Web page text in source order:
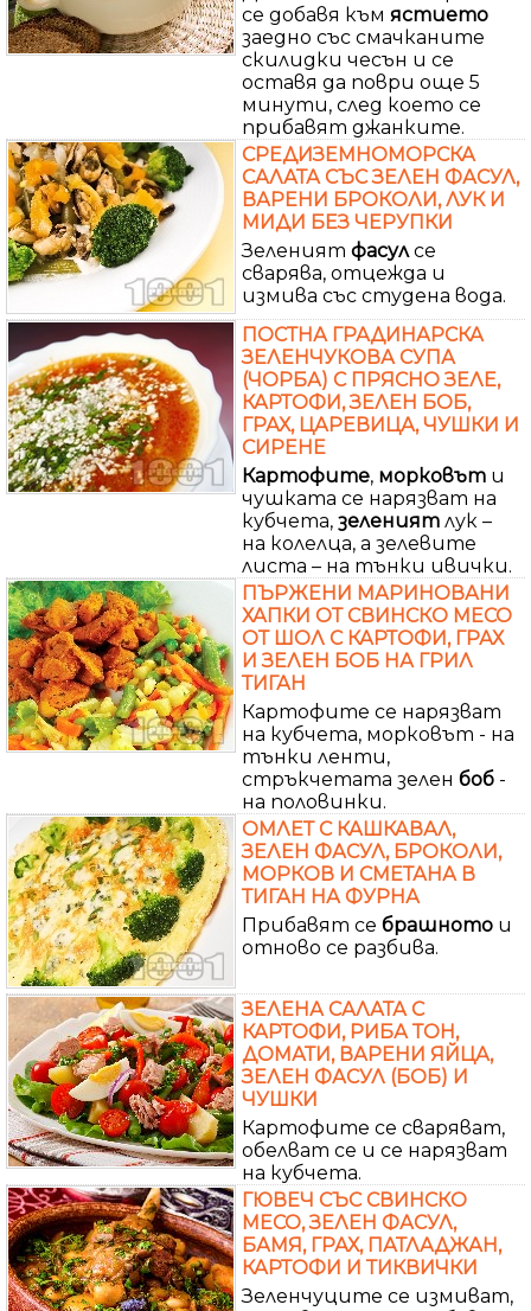
се добавя към ястието
заедно със смачканите
скилидки чесън и се
оставя да поври още 5
минути, след което се
прибавят джанките.
СРЕДИЗЕМНОМОРСКА
САЛАТА СЪС ЗЕЛЕН ФАСУЛ,
ВАРЕНИ БРОКОЛИ, ЛУК И
МИДИ БЕЗ ЧЕРУПКИ
Зеленият фасулсе
сварява, отцежда и
измива със студена вода.
ПОСТНА ГРАДИНАРСКА
ЗЕЛЕНЧУКОВА СУПА
(ЧОРБА) С ПРЯСНО ЗЕЛЕ,
КАРТОФИ, ЗЕЛЕН БОБ,
ГРАХ, ЦАРЕВИЦА, ЧУШКИ И
СИРЕНЕ
Картофите, морковът и
чушката се нарязват на
кубчета, зеленият лук –
на колелца, а зелевите
листа – на тънки ивички.
ПЪРЖЕНИ МАРИНОВАНИ
ХАПКИ ОТ СВИНСКО МЕСО
ОТ ШОЛ С КАРТОФИ, ГРАХ
И ЗЕЛЕН БОБ НА ГРИЛ
ТИГАН
Картофите се нарязват
на кубчета, морковът - на
тънки ленти,
стръкчетата зелен боб -
на половинки.
ОМЛЕТ С КАШКАВАЛ,
ЗЕЛЕН ФАСУЛ, БРОКОЛИ,
МОРКОВ И СМЕТАНА В
ТИГАН НА ФУРНА
Прибавят се брашното и
отново се разбива.
ЗЕЛЕНА САЛАТА С
КАРТОФИ, РИБА ТОН,
ДОМАТИ, ВАРЕНИ ЯЙЦА,
ЗЕЛЕН ФАСУЛ (БОБ) И
ЧУШКИ
Картофите се сваряват,
обелват се и се нарязват
на кубчета.
ГЮВЕЧ СЪС СВИНСКО
МЕСО, ЗЕЛЕН ФАСУЛ,
БАМЯ, ГРАХ, ПАТЛАДЖАН,
КАРТОФИ И ТИКВИЧКИ
Зеленчуците се измиват,